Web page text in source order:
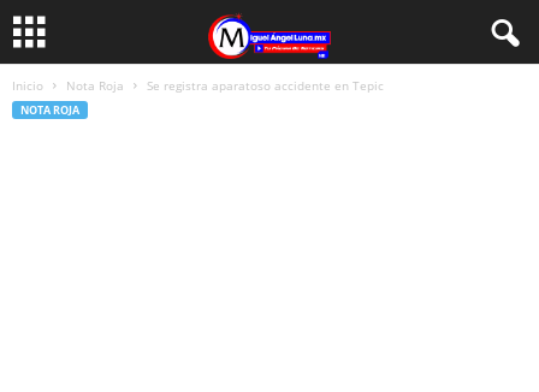
Inicio Nota Roja Se registra aparatoso accidente en Tepic
NOTA ROJA